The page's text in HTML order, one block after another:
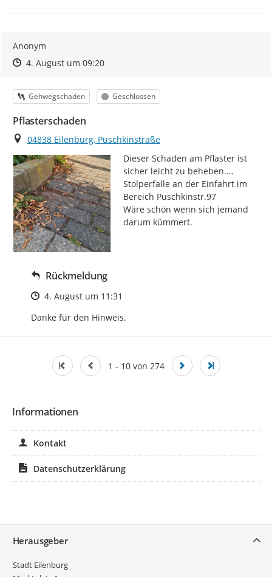
Anonym
Zeitpunkt des Erstellens
Zeitpunkt des Erstellens
4. August um 09:20Zur Äußerung
Kategorie
Gehwegschaden Status
Geschlossen
Pflasterschaden
Ort
04838 Eilenburg, Puschkinstraße
Dieser Schaden am Pflaster ist
sicher leicht zu beheben....
Stolperfalle an der Einfahrt im
Bereich Puschkinstr.97
Wäre schön wenn sich jemand
darum kümmert.
Rückmeldung
Zeitpunkt des Erstellens
4. August um 11:31
Danke für den Hinweis.
1 - 10 von 274
Informationen
Kontakt
Datenschutzerklärung
Herausgeber
Stadt Eilenburg